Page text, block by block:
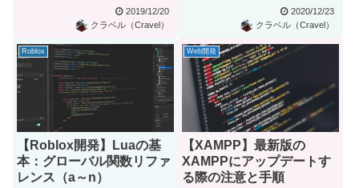
2019/12/20
クラベル（Cravel）
2020/12/23
クラベル（Cravel）
Roblox
【Roblox開発】Luaの基
本：グローバル関数リファ
レンス（a～n）
Web開発
【XAMPP】最新版の
XAMPPにアップデートす
る際の注意と手順